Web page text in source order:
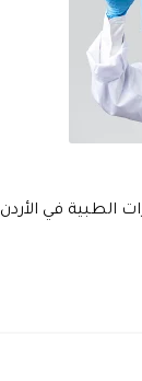
الطبية في الأردن